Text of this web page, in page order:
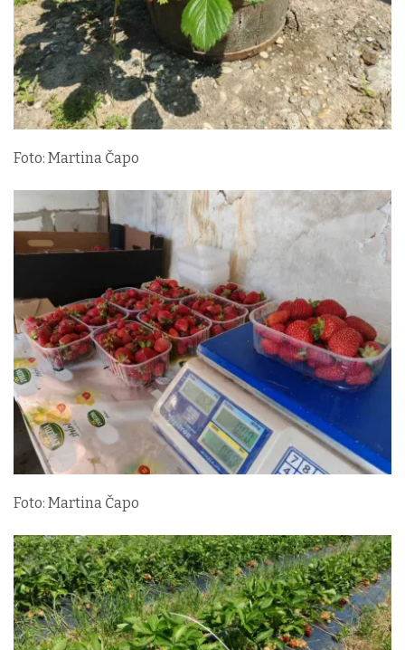
Foto: Martina Čapo
Foto: Martina Čapo